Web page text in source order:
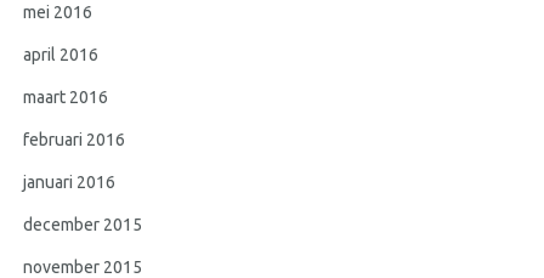
mei 2016
april 2016
maart 2016
februari 2016
januari 2016
december 2015
november 2015